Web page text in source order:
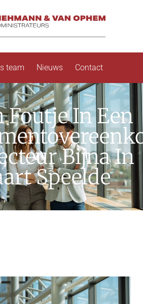
team Nieuws Contact
Foutje In Een
Bijna In
Speelde